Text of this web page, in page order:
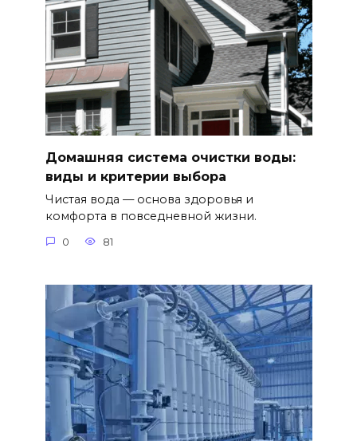
Домашняя система очистки воды:
виды и критерии выбора
Чистая вода — основа здоровья и
комфорта в повседневной жизни.
0 81